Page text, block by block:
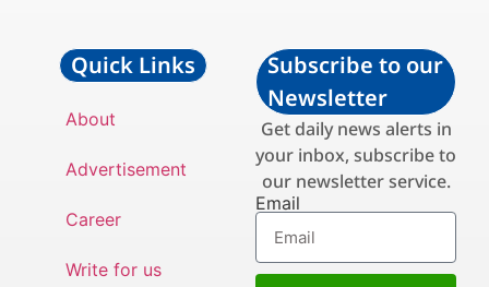
Quick Links
About
Advertisement
Career
Write for us
Subscribe to our
Newsletter
Get daily news alerts in
your inbox, subscribe to
our newsletter service.
Email